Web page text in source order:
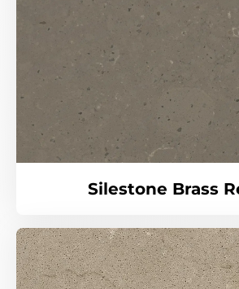
Silestone Brass